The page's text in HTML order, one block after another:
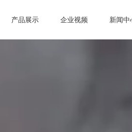
产品展示 企业视频 新闻中